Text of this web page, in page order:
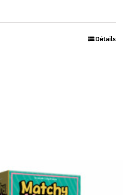
Détails